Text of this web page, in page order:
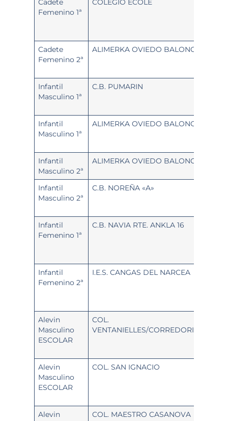
Cadete
Femenino 1ª
COLEGIO ÉCOLE
Cadete
Femenino 2ª
ALIMERKA OVIEDO BALONCESTO
Infantil
Masculino 1ª
C.B. PUMARIN
Infantil
Masculino 1ª
ALIMERKA OVIEDO BALONCESTO
Infantil
Masculino 2ª
ALIMERKA OVIEDO BALONCESTO
Infantil
Masculino 2ª
C.B. NOREÑA «A»
Infantil
Femenino 1ª
C.B. NAVIA RTE. ANKLA 16
Infantil
Femenino 2ª
I.E.S. CANGAS DEL NARCEA
Alevin
Masculino
ESCOLAR
COL.
VENTANIELLES/CORREDORIA/
Alevin
Masculino
ESCOLAR
COL. SAN IGNACIO
Alevin
COL. MAESTRO CASANOVA